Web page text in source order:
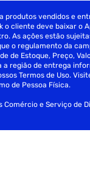
produtos vendidos e
o cliente deve baixar o
As ações estão
o regulamento da
de Estoque, Preço,
a região de entrega
Termos de Uso.
de Pessoa Física.
e Serviço de